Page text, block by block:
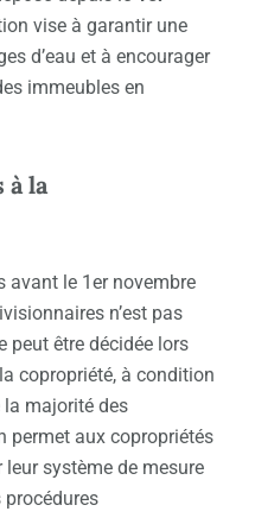
vise à garantir une
d’eau et à encourager
immeubles en
à la
avant le 1er novembre
n’est pas
peut être décidée lors
copropriété, à condition
la majorité des
permet aux copropriétés
système de mesure
procédures